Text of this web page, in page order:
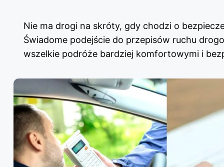
Nie ma drogi na skróty, gdy chodzi o
Świadome podejście do przepisów ruchu
wszelkie podróże bardziej komfortowymi i